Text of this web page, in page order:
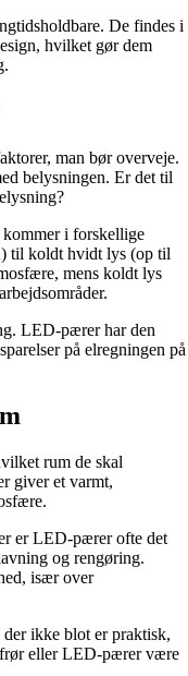
De findes i
hvilket gør dem
man bør overveje.
belysningen. Er det til
i forskellige
til koldt hvidt lys (op til
mens koldt lys
LED-pærer har den
på elregningen på
rum de skal
giver et varmt,
er LED-pærer ofte det
og rengøring.
især over
ikke blot er praktisk,
eller LED-pærer være